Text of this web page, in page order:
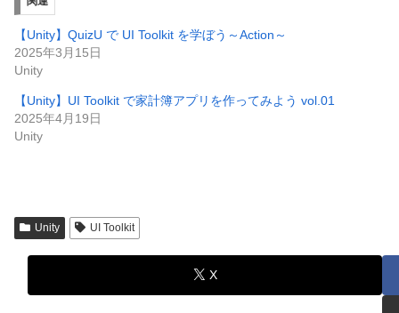
【Unity】QuizU で UI Toolkit を学ぼう～Action～
2025年3月15日
Unity
【Unity】UI Toolkit で家計簿アプリを作ってみよう vol.01
2025年4月19日
Unity
Unity UI Toolkit
X